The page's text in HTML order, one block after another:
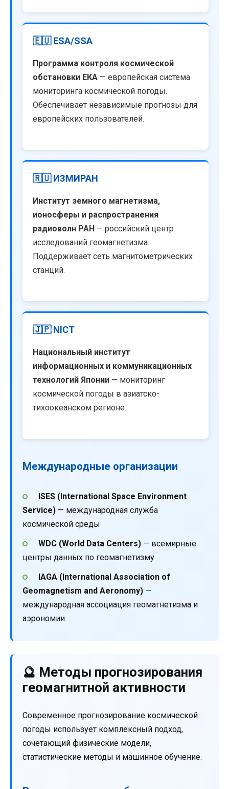
🇪🇺 ESA/SSA
Программа контроля космической
обстановки ЕКА — европейская система
мониторинга космической погоды.
Обеспечивает независимые прогнозы для
европейских пользователей.
🇷🇺 ИЗМИРАН
Институт земного магнетизма,
ионосферы и распространения
радиоволн РАН — российский центр
исследований геомагнетизма.
Поддерживает сеть магнитометрических
станций.
🇯🇵 NICT
Национальный институт
информационных и коммуникационных
технологий Японии — мониторинг
космической погоды в азиатско-
тихоокеанском регионе.
Международные организации
ISES (International Space Environment
Service) — международная служба
космической среды
WDC (World Data Centers)— всемирные
центры данных по геомагнетизму
IAGA (International Association of
Geomagnetism and Aeronomy) —
международная ассоциация геомагнетизма и
аэрономии
🔮 Методы прогнозирования
геомагнитной активности
Современное прогнозирование космической
погоды использует комплексный подход,
сочетающий физические модели,
статистические методы и машинное обучение.